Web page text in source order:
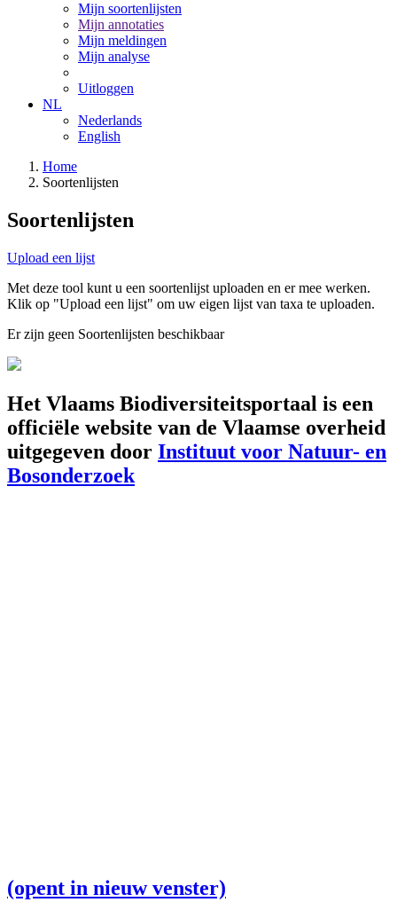
Mijn soortenlijsten
Mijn annotaties
Mijn meldingen
Mijn analyse
Uitloggen
NL
Nederlands
English
Home
Soortenlijsten
Soortenlijsten
Upload een lijst
Met deze tool kunt u een soortenlijst uploaden en er mee werken.
Klik op "Upload een lijst" om uw eigen lijst van taxa te uploaden.
Er zijn geen Soortenlijsten beschikbaar
Het Vlaams Biodiversiteitsportaal is een
officiële website van de Vlaamse overheid
uitgegeven door Instituut voor Natuur- en
Bosonderzoek
(opent in nieuw venster)